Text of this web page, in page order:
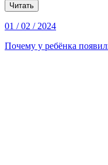
Читать
01 / 02 / 2024
Почему у ребёнка